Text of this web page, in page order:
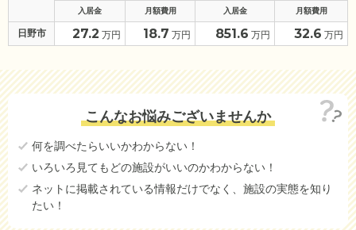
入居金 月額費用 入居金 月額費用
日野市 27.2 万円 18.7 万円 851.6 万円 32.6 万円
こんなお悩みございませんか
何を調べたらいいかわからない！
いろいろ見てもどの施設がいいのかわからない！
ネットに掲載されている情報だけでなく、施設の実態を知り
たい！